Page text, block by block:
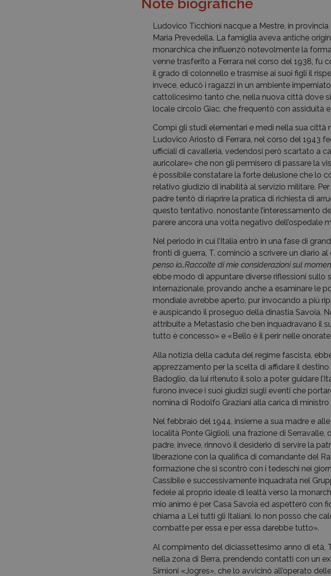
Ludovico Ticchioni nacque a Mestre, in
Maria Prevedella. La famiglia aveva antiche
monarchica che influenzò notevolmente la
venne trasferito a Ferrara nel corso del 1938, fu
il grado di colonnello e trasmise ai suoi figli il
invece, educò i ragazzi in un ambiente
cattolicesimo tanto che, nella nuova città dove
locale circolo Giac, che frequentò con assiduità e
Compì gli studi elementari e medi nella sua
Ludovico Ariosto di Ferrara, nel corso del 1943
ufficiali di cavalleria, vedendosi però scartato a
auricolare» che non gli permisero di passare la
è possibile constatare la forte delusione che lo
relativo giudizio di inabilità al servizio militare.
padre tentò di riaprire la pratica di richiesta di
questo tentativo, nonostante l’interessamento
parere ancora una volta negativo dell’ospedale
Nel periodo in cui l’Italia entrò in una fase di
fronti di guerra, T. cominciò a scrivere un diario
penso io…Raccolte di mie considerazioni sul
ebbe modo di appuntare diverse riflessioni
internazionale, provando anche a esaminare le
mondiale avrebbe aperto, pur invocando a più
e auspicando il proseguo della dinastia Savoia.
attribuite a Metastasio che ben inquadravano il
tutto è concesso» e «Bello è il perir nelle
Alla notizia della caduta del regime fascista,
apprezzamento per la scelta di affidare il
Badoglio, da lui ritenuto il solo a poter guidare
furono invece i suoi giudizi sugli eventi che
nomina di Rodolfo Graziani alla carica di
Nel febbraio del 1944, insieme a sua madre e
località Ponte Giglioli, una frazione di
padre, invece, rinnovò il desiderio di servire la
liberazione con la qualifica di comandante del
formazione che si scontrò con i tedeschi nei
Cassibile e successivamente inquadrata nel
fedele al proprio ideale di lealtà verso la
mio animo è per Casa Savoia ed aspetterò con
chiama a Lei tutti gli Italiani. Io non posso che
combatte per essa e per essa darebbe tutto».
Al compimento del diciassettesimo anno di età,
nella zona di Berra, prendendo contatti con un
Simioni «Jogres», che lo avvicinò all’operato